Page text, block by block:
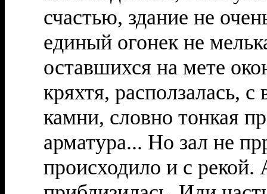
счастью, здание не
единый огонек не
оставшихся на мете
кряхтя, расползалась,
камни, словно тонкая
арматура... Но зал не
происходило и с рекой.